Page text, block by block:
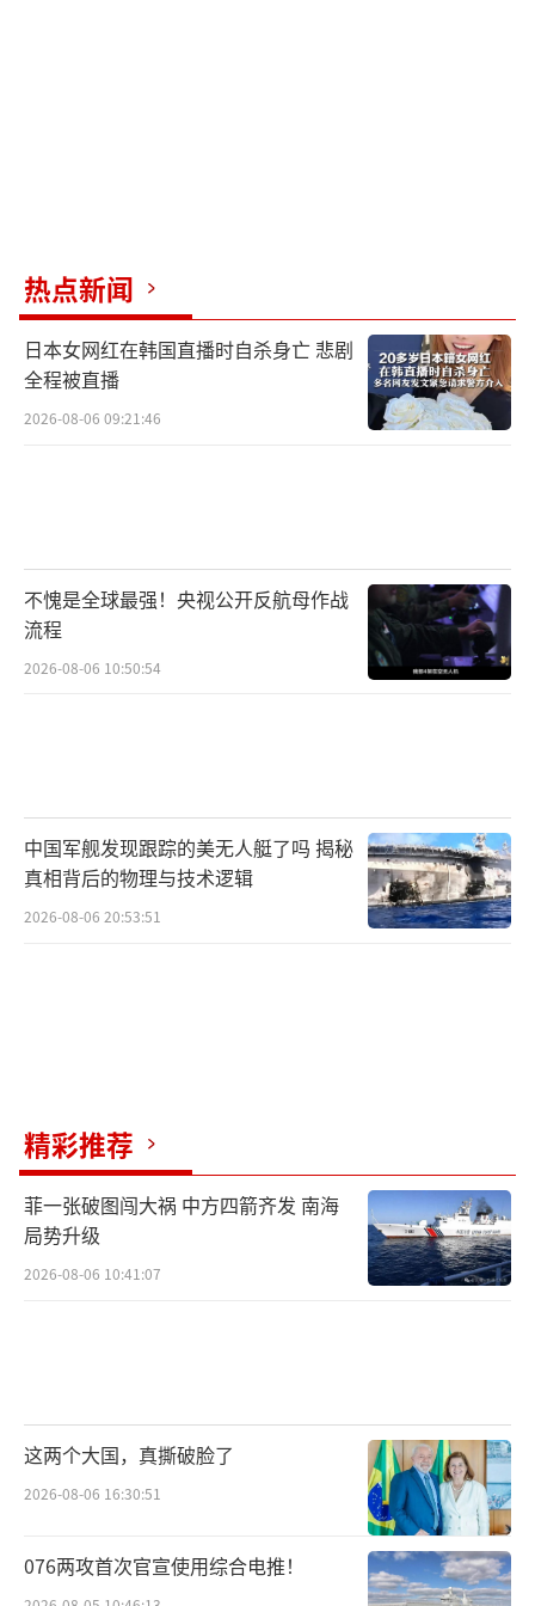
热点新闻
日本女网红在韩国直播时自杀身亡 悲剧
全程被直播
2026-08-06 09:21:46
不愧是全球最强！央视公开反航母作战
流程
2026-08-06 10:50:54
中国军舰发现跟踪的美无人艇了吗 揭秘
真相背后的物理与技术逻辑
2026-08-06 20:53:51
精彩推荐
菲一张破图闯大祸 中方四箭齐发 南海
局势升级
2026-08-06 10:41:07
这两个大国，真撕破脸了
2026-08-06 16:30:51
076两攻首次官宣使用综合电推！